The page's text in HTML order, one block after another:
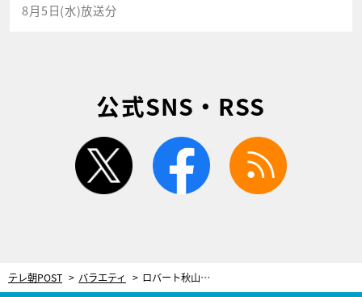
8月5日(水)放送分
公式SNS・RSS
twitter facebook
テレ朝POST バラエティ ロバート秋山、大物MC2人から辛口評価！全力でロケに挑むも…「ちょっと欲張りすぎた」